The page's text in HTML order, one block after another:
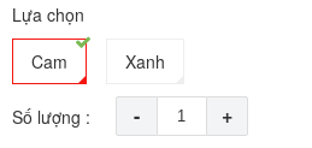
Lựa chọn
Cam
Xanh
Số lượng : - +